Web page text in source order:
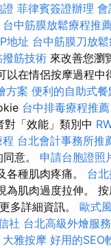
菲律賓簽證辦理 會
台中筋膜放鬆療程推
地址 台中筋膜刀放
筋技術 來改善您瀏
在情侶按摩過程中
方案 便利的自助式
台中排毒療程推薦
對「效能」類別中
台北會計事務所推
意。 申請台胞證照
各種肌肉疼痛。 台
為肌肉過度拉伸。
多詳細資訊。 歐式
社 台北高級外燴服
大雅按摩 好用的SEO